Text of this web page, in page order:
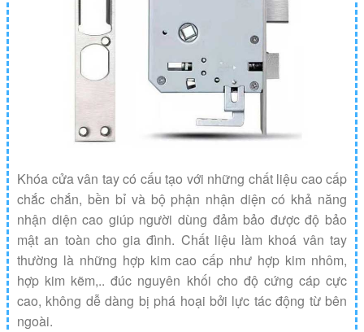
Khóa cửa vân tay có cấu tạo với những chất liệu cao cấp
chắc chắn, bền bỉ và bộ phận nhận diện có khả năng
nhận diện cao giúp người dùng đảm bảo được độ bảo
mật an toàn cho gia đình. Chất liệu làm khoá vân tay
thường là những hợp kim cao cấp như hợp kim nhôm,
hợp kim kẽm,.. đúc nguyên khối cho độ cứng cáp cực
cao, không dễ dàng bị phá hoại bởi lực tác động từ bên
ngoài.